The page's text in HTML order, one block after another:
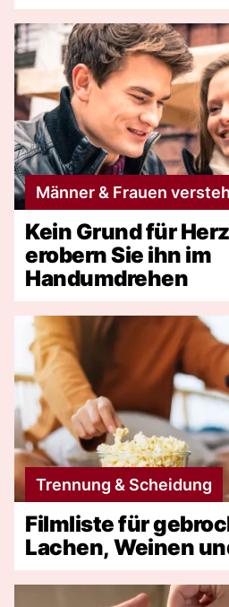
Männer & Frauen
Kein Grund für
erobern Sie ihn im
Handumdrehen
Trennung & Scheidung
Filmliste für
Lachen, Weinen